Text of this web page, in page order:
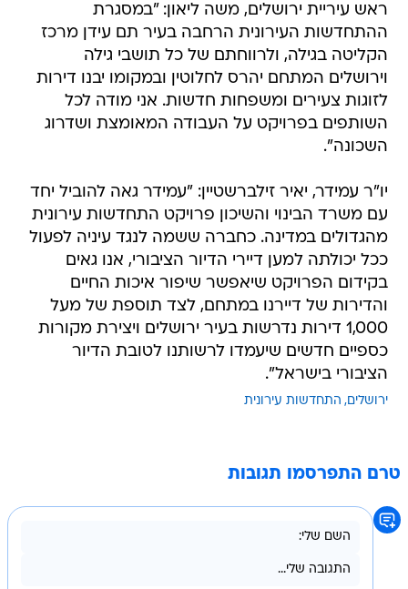
ראש עיריית ירושלים, משה ליאון: "במסגרת
ההתחדשות העירונית הרחבה בעיר תם עידן מרכז
הקליטה בגילה, ולרווחתם של כל תושבי גילה
וירושלים המתחם יהרס לחלוטין ובמקומו יבנו דירות
לזוגות צעירים ומשפחות חדשות. אני מודה לכל
השותפים בפרויקט על העבודה המאומצת ושדרוג
השכונה".
יו"ר עמידר, יאיר זילברשטיין: "עמידר גאה להוביל יחד
עם משרד הבינוי והשיכון פרויקט התחדשות עירונית
מהגדולים במדינה. כחברה ששמה לנגד עיניה לפעול
ככל יכולתה למען דיירי הדיור הציבורי, אנו גאים
בקידום הפרויקט שיאפשר שיפור איכות החיים
והדירות של דיירנו במתחם, לצד תוספת של מעל
1,000 דירות נדרשות בעיר ירושלים ויצירת מקורות
כספיים חדשים שיעמדו לרשותנו לטובת הדיור
הציבורי בישראל".
ירושלים התחדשות עירונית
טרם התפרסמו תגובות